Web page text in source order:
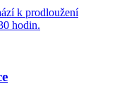
k prodloužení
hodin.